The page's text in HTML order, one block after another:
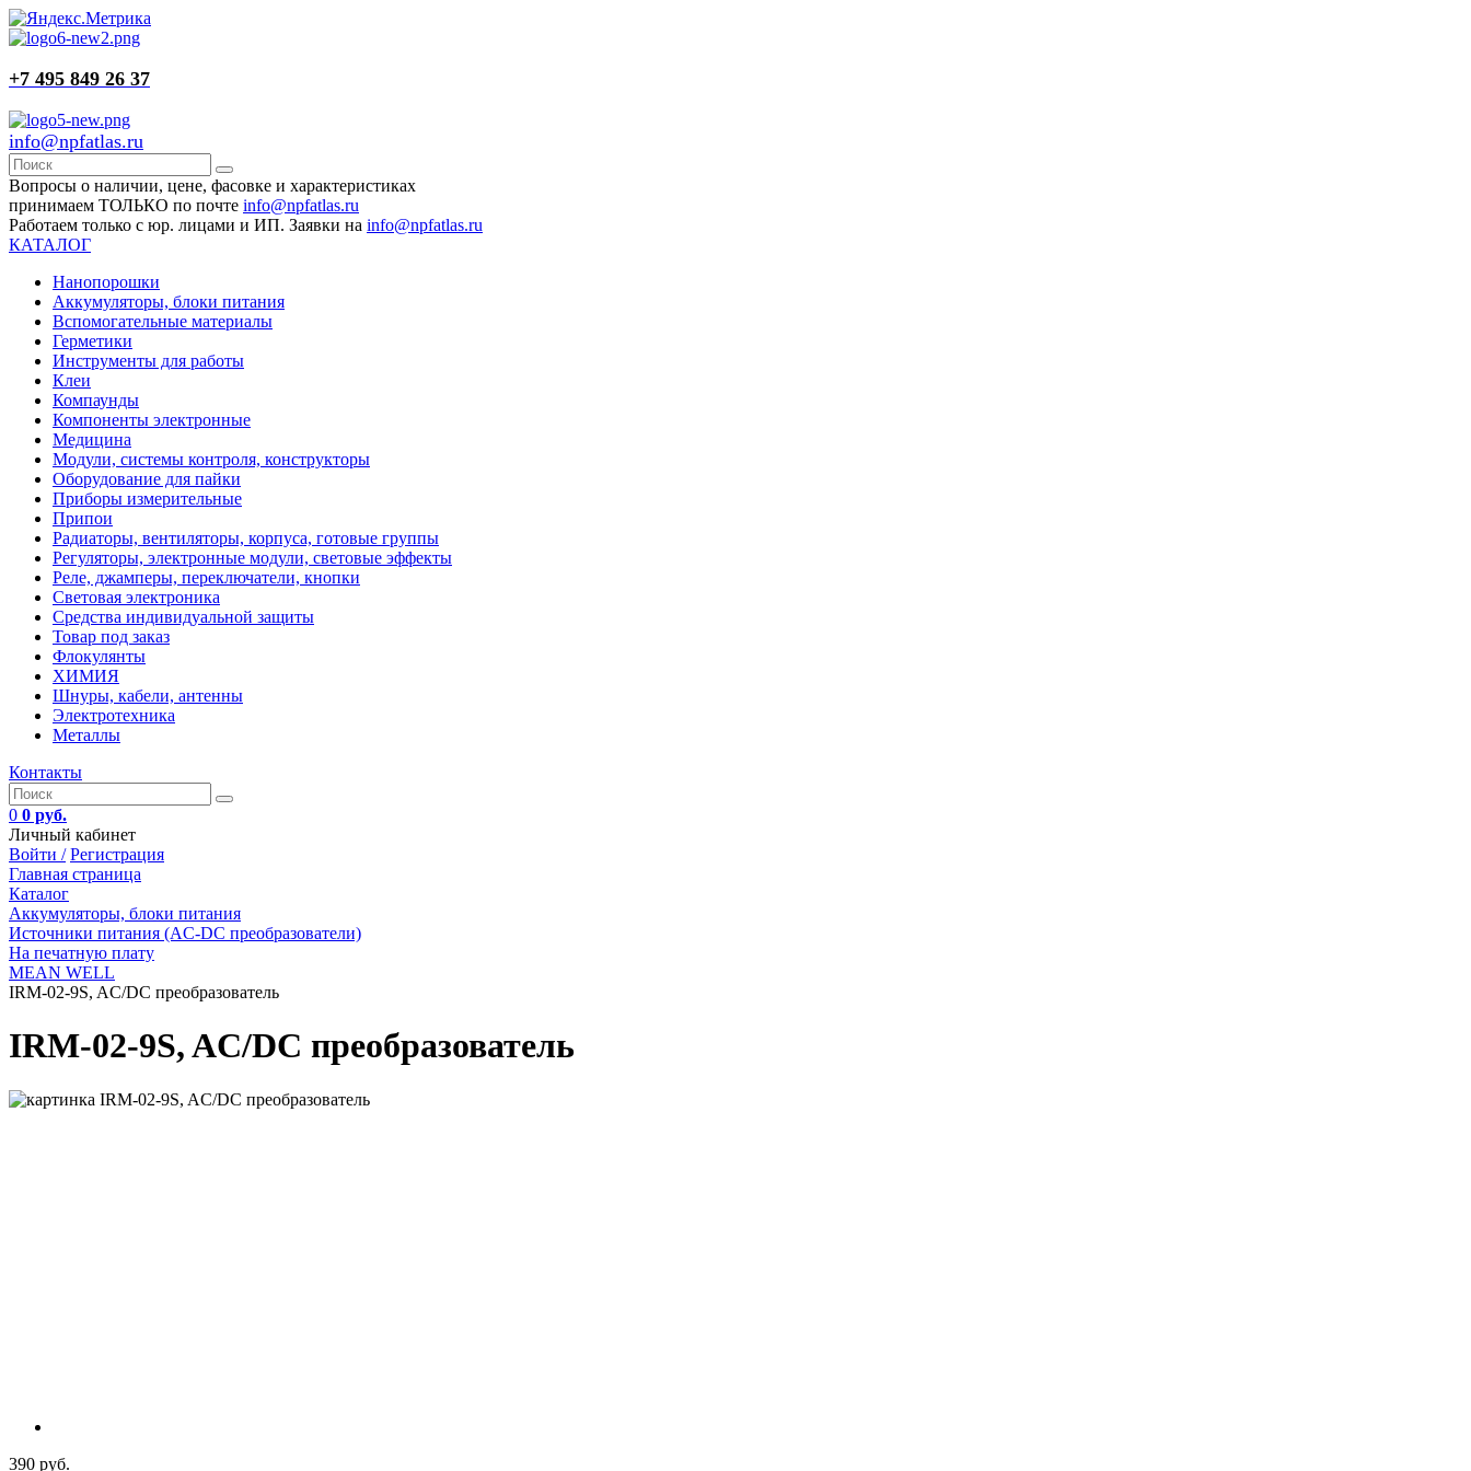
+7 495 849 26 37
info@npfatlas.ru
Вопросы о наличии, цене, фасовке и характеристиках
принимаем ТОЛЬКО по почте info@npfatlas.ru
Работаем только с юр. лицами и ИП. Заявки на info@npfatlas.ru
КАТАЛОГ
Нанопорошки
Аккумуляторы, блоки питания
Вспомогательные материалы
Герметики
Инструменты для работы
Клеи
Компаунды
Компоненты электронные
Медицина
Модули, системы контроля, конструкторы
Оборудование для пайки
Приборы измерительные
Припои
Радиаторы, вентиляторы, корпуса, готовые группы
Регуляторы, электронные модули, световые эффекты
Реле, джамперы, переключатели, кнопки
Световая электроника
Средства индивидуальной защиты
Товар под заказ
Флокулянты
ХИМИЯ
Шнуры, кабели, антенны
Электротехника
Металлы
Контакты
0 0 руб.
Личный кабинет
Войти / Регистрация
Главная страница
Каталог
Аккумуляторы, блоки питания
Источники питания (AC-DC преобразователи)
На печатную плату
MEAN WELL
IRM-02-9S, AC/DC преобразователь
IRM-02-9S, AC/DC преобразователь
390 руб.